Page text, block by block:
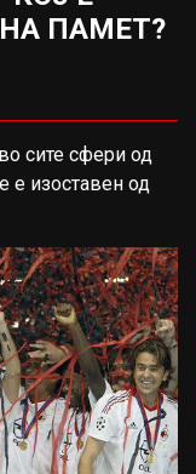
ПАМЕТ?
сите сфери од
е изоставен од